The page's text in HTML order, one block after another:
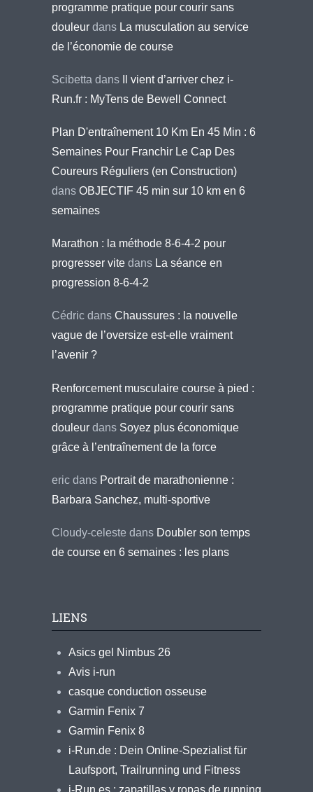
programme pratique pour courir sans
douleur dans La musculation au service
de l’économie de course
Scibetta dans
Il vient d’arriver chez i-
Run.fr : MyTens de Bewell Connect
Plan D'entraînement 10 Km En 45 Min : 6
Semaines Pour Franchir Le Cap Des
Coureurs Réguliers (en Construction)
dans OBJECTIF 45 min sur 10 km en 6
semaines
Marathon : la méthode 8-6-4-2 pour
progresser vite dans La séance en
progression 8-6-4-2
Cédric dans Chaussures : la nouvelle
vague de l’oversize est-elle vraiment
l’avenir ?
Renforcement musculaire course à pied :
programme pratique pour courir sans
douleur dans Soyez plus économique
grâce à l’entraînement de la force
eric dans Portrait de marathonienne :
Barbara Sanchez, multi-sportive
Cloudy-celeste dans Doubler son temps
de course en 6 semaines : les plans
LIENS
Asics gel Nimbus 26
Avis i-run
casque conduction osseuse
Garmin Fenix 7
Garmin Fenix 8
i-Run.de : Dein Online-Spezialist für
Laufsport, Trailrunning und Fitness